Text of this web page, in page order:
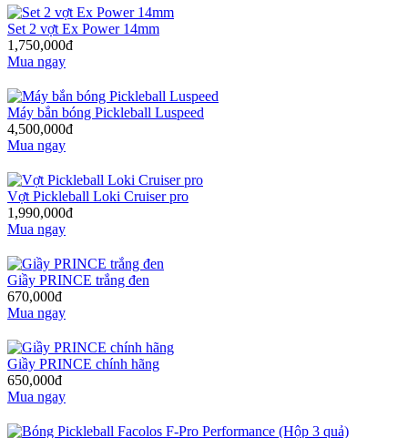
Set 2 vợt Ex Power 14mm
1,750,000đ
Mua ngay
Máy bắn bóng Pickleball Luspeed
4,500,000đ
Mua ngay
Vợt Pickleball Loki Cruiser pro
1,990,000đ
Mua ngay
Giầy PRINCE trắng đen
670,000đ
Mua ngay
Giầy PRINCE chính hãng
650,000đ
Mua ngay